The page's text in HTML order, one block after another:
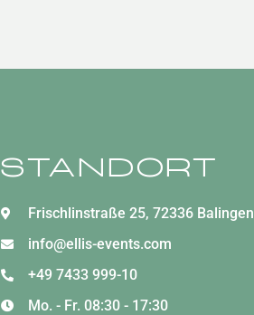
Standort
Frischlinstraße 25, 72336 Balingen
info@ellis-events.com
+49 7433 999-10
Mo. - Fr. 08:30 - 17:30